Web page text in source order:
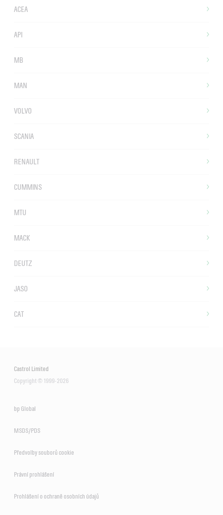
ACEA
API
MB
MAN
VOLVO
SCANIA
RENAULT
CUMMINS
MTU
MACK
DEUTZ
JASO
CAT
Castrol Limited
Copyright © 1999-2026
bp Global
MSDS/PDS
Předvolby souborů cookie
Právní prohlášení
Prohlášení o ochraně osobních údajů